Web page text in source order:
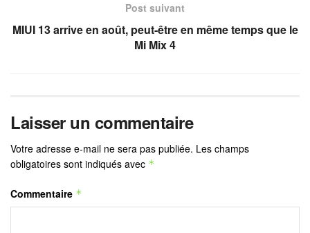
Post suivant
MIUI 13 arrive en août, peut-être en même temps que le
Mi Mix 4
Laisser un commentaire
Votre adresse e-mail ne sera pas publiée. Les champs
obligatoires sont indiqués avec *
Commentaire *